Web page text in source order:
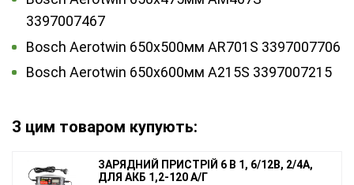
3397007467
Bosch Aerotwin 650x500мм AR701S 3397007706
Bosch Aerotwin 650x600мм A215S 3397007215
З цим товаром купують:
ЗАРЯДНИЙ ПРИСТРІЙ 6 В 1, 6/12В, 2/4А,
ДЛЯ АКБ 1,2-120 А/Г